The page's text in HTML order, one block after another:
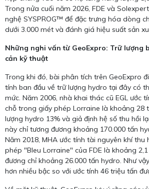
Trong nửa cuối năm 2026, FDE và
nghệ SYSPROG™ để đặc trưng hóa dòng
dưới 3.000 mét và đánh giá hiệu suất sản
Những nghi vấn từ GeoExpro: Trữ lượng
cản kỹ thuật
Trong khi đó, bài phân tích trên GeoExpro
tính ban đầu về trữ lượng hydro tại đây có
mức. Năm 2006, nhà khai thác cũ EGL ước
chỗ trong giấy phép Lorraine là khoảng 28
lượng hydro 13% và giả định hệ số thu hồi
này chỉ tương đương khoảng 170.000 tấn
Năm 2018, MHA ước tính tài nguyên khí thu
phép "Bleu Lorraine" của FDE là khoảng
đương chỉ khoảng 26.000 tấn hydro. Như
hơn nhiều bậc so với ước tính 46 triệu tấn